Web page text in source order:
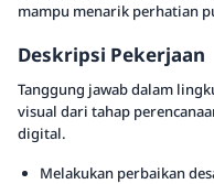
mampu menarik perhatian
Deskripsi Pekerjaan
Tanggung jawab dalam
visual dari tahap
digital.
Melakukan perbaikan